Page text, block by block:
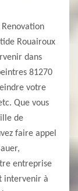
Rouairoux
dans
81270
votre
Que vous
de
faire appel
entreprise
intervenir à